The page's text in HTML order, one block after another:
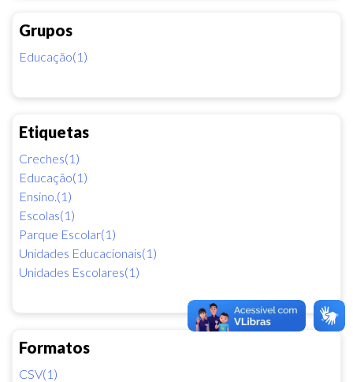
Grupos
Educação(1)
Etiquetas
Creches(1)
Educação(1)
Ensino.(1)
Escolas(1)
Parque Escolar(1)
Unidades Educacionais(1)
Unidades Escolares(1)
Formatos
CSV(1)